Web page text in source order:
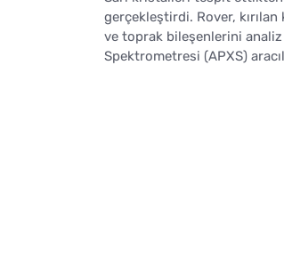
gerçekleştirdi. Rover,
ve toprak bileşenlerini analiz
Spektrometresi (APXS)